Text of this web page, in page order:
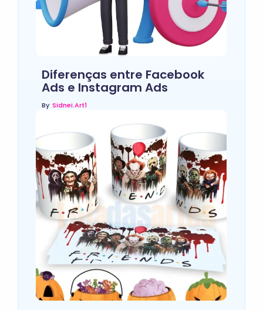
Diferenças entre Facebook
Ads e Instagram Ads
By Sidnei.art1